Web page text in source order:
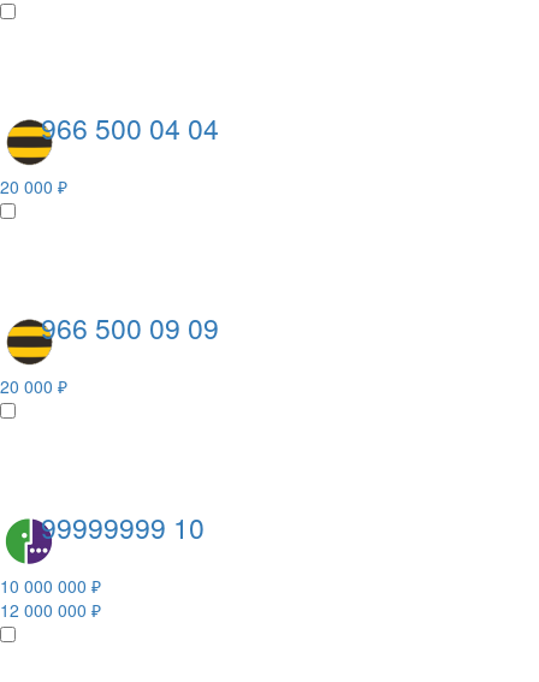
966 500 04 04
20 000 ₽
966 500 09 09
20 000 ₽
99999999 10
10 000 000 ₽
12 000 000 ₽